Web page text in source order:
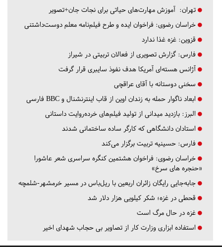
تهران: آموزش مهارت‌های حیاتی برای نجات جان+تصویر
خراسان رضوی: فراخوان ایده و طرح فیلم‌نامه معلم دوست‌داشتنی
قزوین: غزه غذا ندارد
فارس: گزارش تصویری از فعالان تربیتی در شیراز
آژانس هسته‌ای آمریکا هدف نفوذ سایبری قرار گرفت
سخنی دوستانه با آقای عراقچی
ابعاد ناگوار حمله به زندان اوین از قاب اینترنشنال و BBC فارسی
البرز: بازدید میدانی از تولید فیلم‌های خرده‌روایت داستانی
استادان دانشگاهی که کارگر ساده ساختمانی شدند
فارس: حسینیه تربیت برگزار می‌کند
خراسان رضوی: فراخوان هشتمین کنگره سراسری شعر عاشورا
«حنجره های سرخ»
جابه‌جایی رایگان زائران اربعین با ریل‌باس در مسیر خرمشهر-شلمچه
قحطی در غزه؛ شکر کیلویی هزار دلار شد
غزه در حال مرگ است
استفاده ابزاری وزارت کار از تصاویر بی حجاب شهدای اخیر